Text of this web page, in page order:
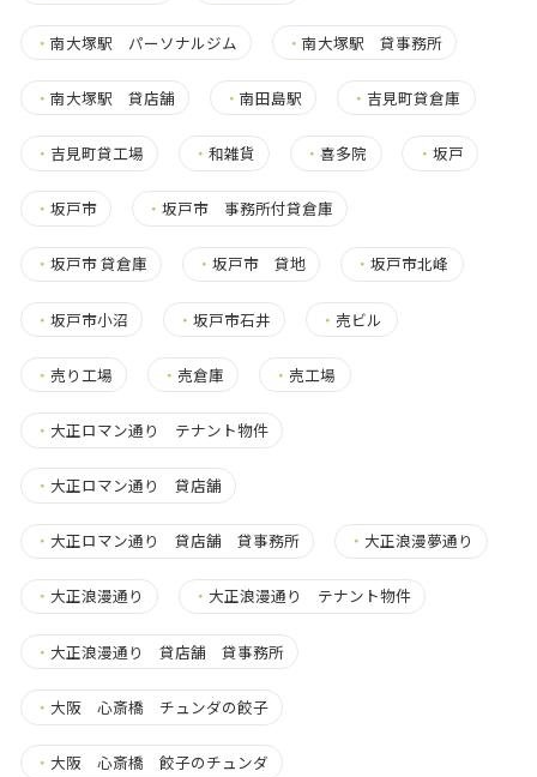
・ 南大塚駅 パーソナルジム ・南大塚駅 貸事務所
・ 南大塚駅 貸店舗 ・南田島駅 ・ 吉見町貸倉庫
・ 吉見町貸工場 ・和雑貨 ・喜多院 ・ 坂戸
・ 坂戸市 ・坂戸市 事務所付貸倉庫
・ 坂戸市 貸倉庫 ・坂戸市 貸地 ・坂戸市北峰
・ 坂戸市小沼 ・坂戸市石井 ・ 売ビル
・ 売り工場 ・ 売倉庫 ・ 売工場
・ 大正ロマン通り テナント物件
・ 大正ロマン通り 貸店舗
・ 大正ロマン通り 貸店舗 貸事務所 ・ 大正浪漫夢通り
・ 大正浪漫通り ・ 大正浪漫通り テナント物件
・ 大正浪漫通り 貸店舗 貸事務所
・ 大阪 心斎橋 チュンダの餃子
・ 大阪 心斎橋 餃子のチュンダ